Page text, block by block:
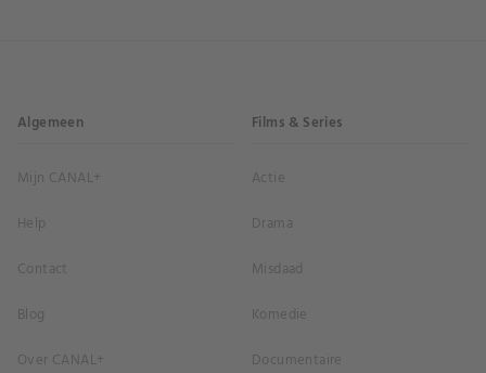
Algemeen
Mijn CANAL+
Help
Contact
Blog
Over CANAL+
Films & Series
Actie
Drama
Misdaad
Komedie
Documentaire